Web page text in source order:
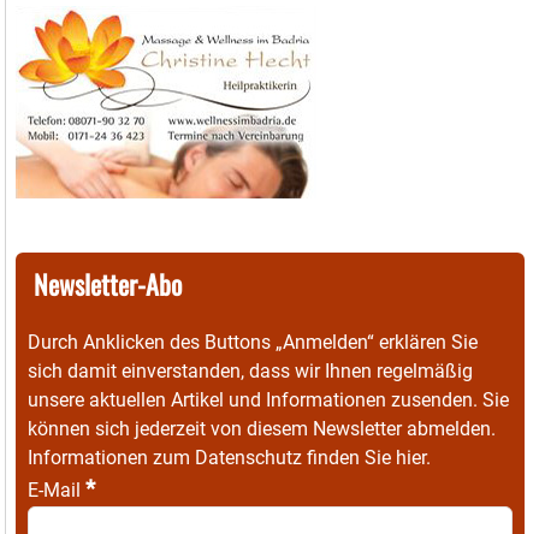
Newsletter-Abo
Durch Anklicken des Buttons „Anmelden“ erklären Sie
sich damit einverstanden, dass wir Ihnen regelmäßig
unsere aktuellen Artikel und Informationen zusenden. Sie
können sich jederzeit von diesem Newsletter abmelden.
Informationen zum Datenschutz finden Sie hier.
E-Mail *